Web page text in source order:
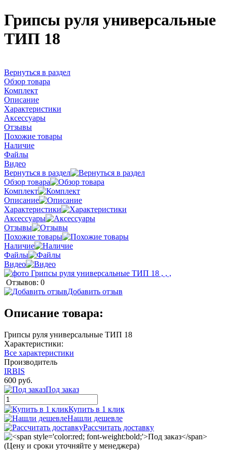
Грипсы руля универсальные
ТИП 18
Вернуться в раздел
Обзор товара
Комплект
Описание
Характеристики
Аксессуары
Отзывы
Похожие товары
Наличие
Файлы
Видео
Вернуться в раздел
Обзор товара
Комплект
Описание
Характеристики
Аксессуары
Отзывы
Похожие товары
Наличие
Файлы
Видео
Отзывов: 0
Добавить отзыв
Описание товара:
Грипсы руля универсальные ТИП 18
Характеристики:
Все характеристики
Производитель
IRBIS
600 руб.
Под заказ
Купить в 1 клик
Нашли дешевле
Рассчитать доставку